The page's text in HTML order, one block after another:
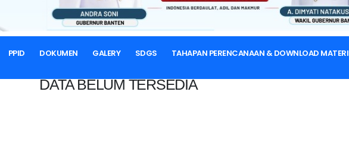
PPID DOKUMEN GALERY SDGS TAHAPAN PERENCANAAN & DOWNLOAD MATERI
DATA BELUM TERSEDIA